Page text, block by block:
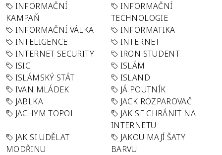
INFORMAČNÍ
KAMPAŇ
INFORMAČNÍ
TECHNOLOGIE
INFORMAČNÍ VÁLKA
INFORMATIKA
INTELIGENCE
INTERNET
INTERNET SECURITY
IRON STUDENT
ISIC
ISLÁM
ISLÁMSKÝ STÁT
ISLAND
IVAN MLÁDEK
JÁ POUTNÍK
JABLKA
JACK ROZPAROVAČ
JACHYM TOPOL
JAK SE CHRÁNIT NA
INTERNETU
JAK SI UDĚLAT
MODŘINU
JAKOU MAJÍ ŠATY
BARVU